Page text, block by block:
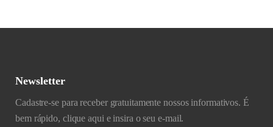
Newsletter
Cadastre-se para receber gratuitamente nossos informativos. É
bem rápido, clique aqui e insira o seu e-mail.